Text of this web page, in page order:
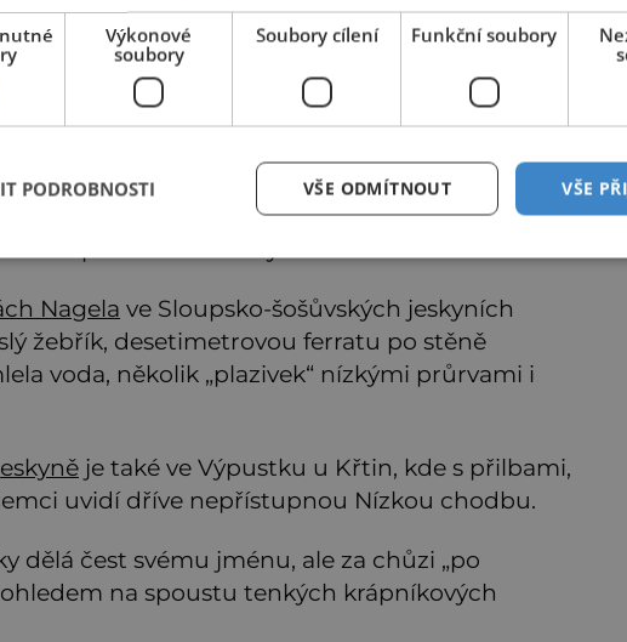
chodnících s elektrickým osvětlením
prohlídkové trasy v Moravském krasu.
Nagela ve Sloupsko-šošůvských jeskyních
žebřík, desetimetrovou ferratu po stěně
voda, několik „plazivek“ nízkými průrvami i
je také ve Výpustku u Křtin, kde s přilbami,
uvidí dříve nepřístupnou Nízkou chodbu.
dělá čest svému jménu, ale za chůzi „po
na spoustu tenkých krápníkových
Výkonové
soubory
Soubory cílení Funkční soubory
VŠE
VŠE ODMÍTNOUT
PODROBNOSTI